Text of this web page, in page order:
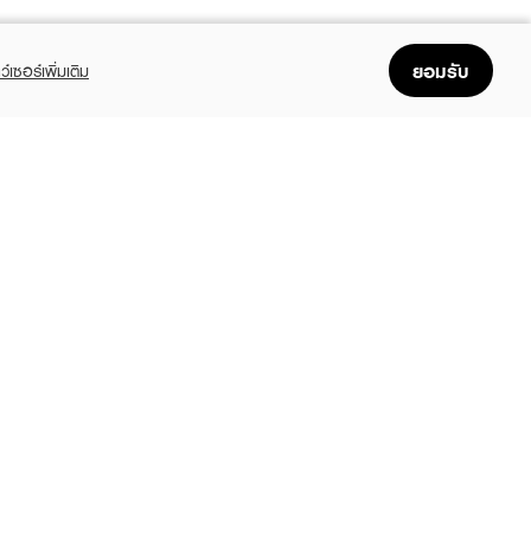
เซอร์เพิ่มเติม ยอมรับ